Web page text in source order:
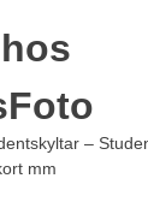
–
mm